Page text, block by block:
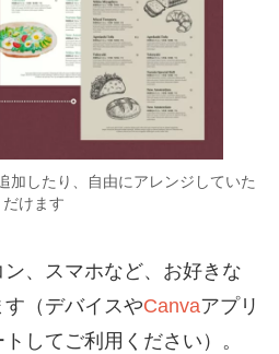
加したり、自由にアレンジしていた
だけます
、スマホなど、お好きな
（デバイスやCanvaアプリ
してご利用ください）。